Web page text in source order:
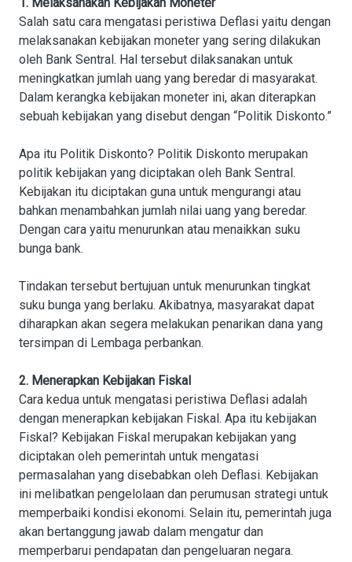
Salah satu cara mengatasi peristiwa Deflasi yaitu dengan
melaksanakan kebijakan moneter yang sering dilakukan
oleh Bank Sentral. Hal tersebut dilaksanakan untuk
meningkatkan jumlah uang yang beredar di masyarakat.
Dalam kerangka kebijakan moneter ini, akan diterapkan
sebuah kebijakan yang disebut dengan “Politik Diskonto.”
Apa itu Politik Diskonto? Politik Diskonto merupakan
politik kebijakan yang diciptakan oleh Bank Sentral.
Kebijakan itu diciptakan guna untuk mengurangi atau
bahkan menambahkan jumlah nilai uang yang beredar.
Dengan cara yaitu menurunkan atau menaikkan suku
bunga bank.
Tindakan tersebut bertujuan untuk menurunkan tingkat
suku bunga yang berlaku. Akibatnya, masyarakat dapat
diharapkan akan segera melakukan penarikan dana yang
tersimpan di Lembaga perbankan.
2. Menerapkan Kebijakan Fiskal
Cara kedua untuk mengatasi peristiwa Deflasi adalah
dengan menerapkan kebijakan Fiskal. Apa itu kebijakan
Fiskal? Kebijakan Fiskal merupakan kebijakan yang
diciptakan oleh pemerintah untuk mengatasi
permasalahan yang disebabkan oleh Deflasi. Kebijakan
ini melibatkan pengelolaan dan perumusan strategi untuk
memperbaiki kondisi ekonomi. Selain itu, pemerintah juga
akan bertanggung jawab dalam mengatur dan
memperbarui pendapatan dan pengeluaran negara.